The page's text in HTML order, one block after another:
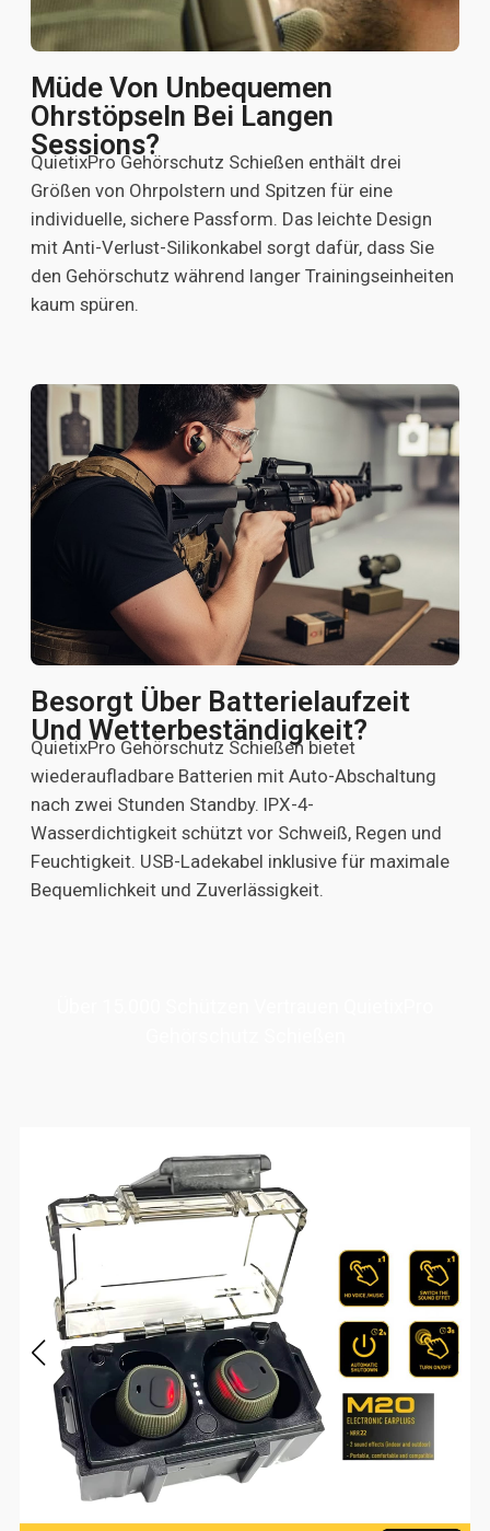
Müde Von Unbequemen
Ohrstöpseln Bei Langen
Sessions?
QuietixPro Gehörschutz Schießen enthält drei
Größen von Ohrpolstern und Spitzen für eine
individuelle, sichere Passform. Das leichte Design
mit Anti-Verlust-Silikonkabel sorgt dafür, dass Sie
den Gehörschutz während langer Trainingseinheiten
kaum spüren.
Besorgt Über Batterielaufzeit
Und Wetterbeständigkeit?
QuietixPro Gehörschutz Schießen bietet
wiederaufladbare Batterien mit Auto-Abschaltung
nach zwei Stunden Standby. IPX-4-
Wasserdichtigkeit schützt vor Schweiß, Regen und
Feuchtigkeit. USB-Ladekabel inklusive für maximale
Bequemlichkeit und Zuverlässigkeit.